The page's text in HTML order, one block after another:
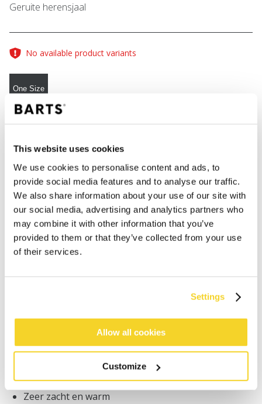
This website uses cookies
We use cookies to personalise content and ads, to
provide social media features and to analyse our traffic.
We also share information about your use of our site with
our social media, advertising and analytics partners who
may combine it with other information that you’ve
provided to them or that they’ve collected from your use
of their services.
Settings
Allow all cookies
Customize
Geruite herensjaal
No available product variants
One Size
IN WINKELWAGEN
Bestellingen die op werkdagen vóór 12:00 uur
worden geplaatst, worden dezelfde dag verzonden
NL
BESCHRIJVING
Geblokte herensjaal
50% gerecycled polyester
Zeer zacht en warm